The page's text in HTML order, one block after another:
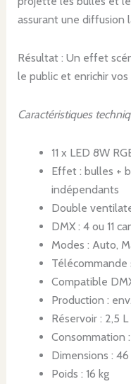
assurant une diffusion
Résultat : Un effet
le public et enrichir
Caractéristiques
11 x LED 8W
Effet : bulles +
indépendants
Double
DMX : 4 ou 11
Modes : Auto,
Télécommande
Compatible
Production :
Réservoir : 2,5
Consommation
Dimensions :
Poids : 16 kg